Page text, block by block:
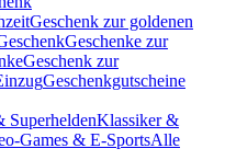
Geschenk zur goldenen
Geschenke zur
Geschenk zur
Geschenkgutscheine
SuperheldenKlassiker &
Games & E-SportsAlle